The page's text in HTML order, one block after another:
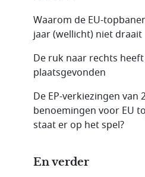
Waarom de EU-
jaar (wellicht) niet draait
De ruk naar rechts
plaatsgevonden
De EP-verkiezingen van
benoemingen voor EU
staat er op het spel?
En verder